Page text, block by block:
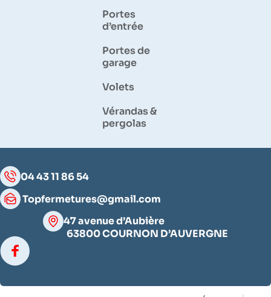
Portes
d’entrée
Portes de
garage
Volets
Vérandas &
pergolas
04 43 11 86 54
Topfermetures@gmail.com
47 avenue d’Aubière
63800 COURNON D’AUVERGNE